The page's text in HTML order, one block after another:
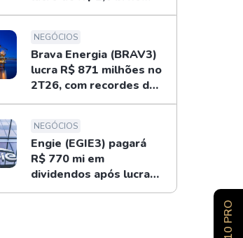
2T26; entenda
NEGÓCIOS
Brava Energia (BRAV3)
lucra R$ 871 milhões no
2T26, com recordes do
ouro negro
NEGÓCIOS
Engie (EGIE3) pagará
R$ 770 mi em
dividendos após lucrar
R$ 694 mi no 2T26